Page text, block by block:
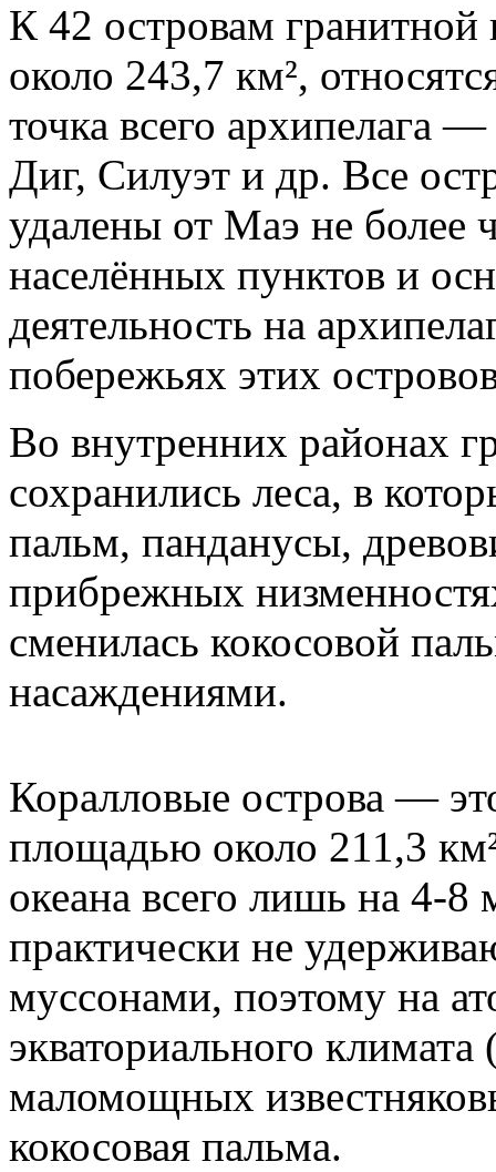
К 42 островам
около 243,7 км²,
точка всего архипелага
Диг, Силуэт и др. Все
удалены от Маэ не более
населённых пунктов и
деятельность на
побережьях этих
Во внутренних районах
сохранились леса, в
пальм, панданусы,
прибрежных
сменилась кокосовой
насаждениями.
Коралловые острова —
площадью около 211,3
океана всего лишь на 4-
практически не
муссонами, поэтому на
экваториального
маломощных
кокосовая пальма.